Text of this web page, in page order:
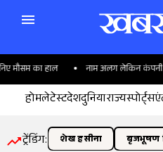
का हाल नाम अलग लेकिन कंपनी
होमलेटेस्टदेशदुनियाराज्यस्पोर्ट्स
ट्रेंडिंग: शेख हसीना बृजभूषण